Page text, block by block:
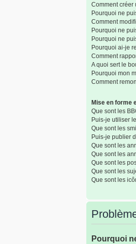
Comment créer
Pourquoi ne
Comment
Pourquoi ne
Pourquoi ne
Pourquoi ai-je
Comment
A quoi sert le
Pourquoi mon
Comment
Mise en forme
Que sont les
Puis-je utiliser
Que sont les
Puis-je publier
Que sont les
Que sont les
Que sont les
Que sont les
Que sont les
Pourquoi